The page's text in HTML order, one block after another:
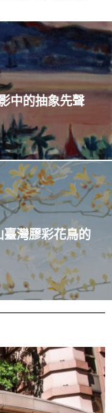
中的抽象先聲
灣膠彩花鳥的